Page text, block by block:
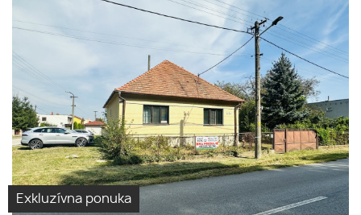
Exkluzívna ponuka